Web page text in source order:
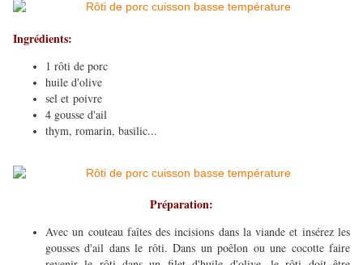
Ingrédients:
1 rôti de porc
huile d'olive
sel et poivre
4 gousse d'ail
thym, romarin, basilic...
Préparation:
Avec un couteau faîtes des incisions dans la viande et insérez les
gousses d'ail dans le rôti. Dans un poêlon ou une cocotte faire